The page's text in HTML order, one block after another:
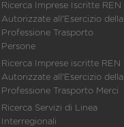
Ricerca Imprese Iscritte REN
Autorizzate all'Esercizio della
Professione Trasporto
Persone
Ricerca Imprese iscritte REN
Autorizzate all'Esercizio della
Professione Trasporto Merci
Ricerca Servizi di Linea
Interregionali